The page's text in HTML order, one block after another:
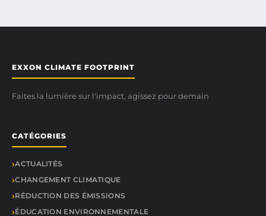
EXXON CLIMATE FOOTPRINT
Faites la lumière sur l'impact, agissez pour demain
CATÉGORIES
ACTUALITÉS
CHANGEMENT CLIMATIQUE
RÉDUCTION DES ÉMISSIONS
ÉDUCATION ENVIRONNEMENTALE